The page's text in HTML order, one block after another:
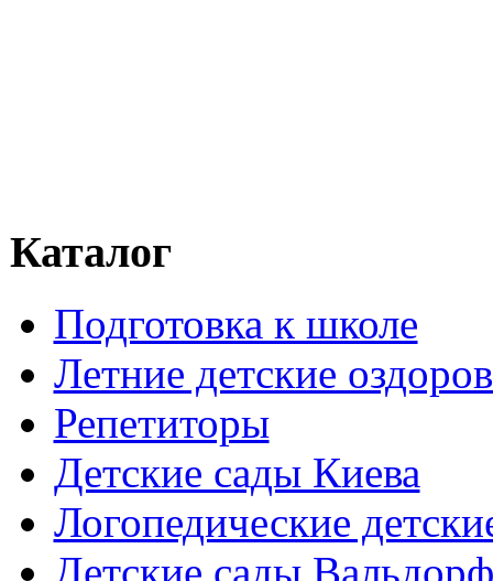
Каталог
Подготовка к школе
Летние детские
Репетиторы
Детские сады Киева
Логопедические
Детские сады